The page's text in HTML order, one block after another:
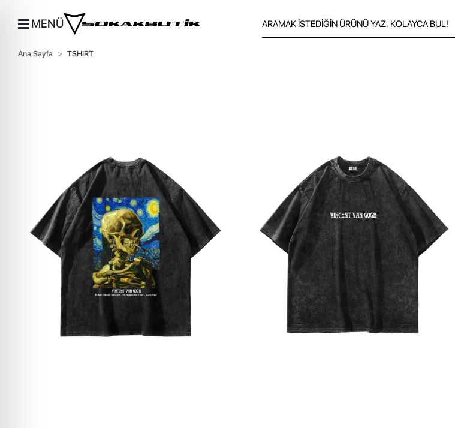
MENÜ
Ana Sayfa TSHIRT